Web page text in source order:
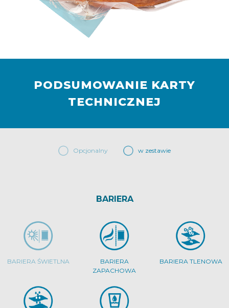
PODSUMOWANIE KARTY
TECHNICZNEJ
Opcjonalny w zestawie
BARIERA
BARIERA ŚWIETLNA
BARIERA
ZAPACHOWA
BARIERA TLENOWA